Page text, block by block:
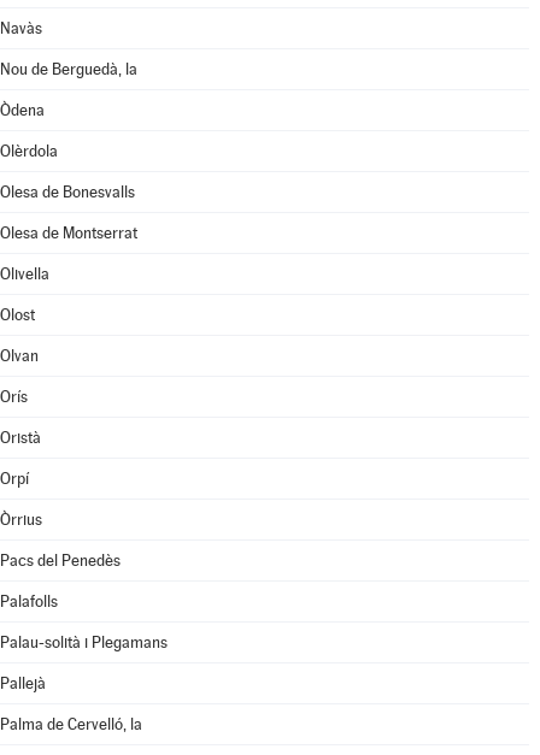
Navàs
Nou de Berguedà, la
Òdena
Olèrdola
Olesa de Bonesvalls
Olesa de Montserrat
Olivella
Olost
Olvan
Orís
Oristà
Orpí
Òrrius
Pacs del Penedès
Palafolls
Palau-solità i Plegamans
Pallejà
Palma de Cervelló, la